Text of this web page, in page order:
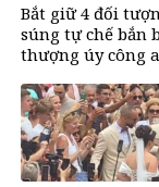
Bắt giữ 4 đối
súng tự chế bắn
thượng úy công